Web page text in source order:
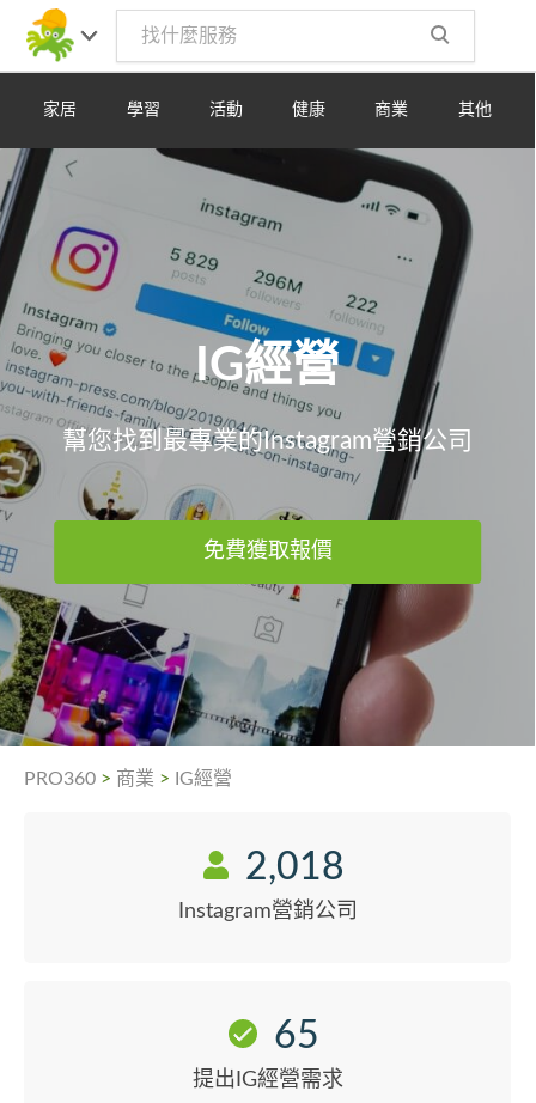
家居 學習 活動 健康 商業 其他
IG經營
幫您找到最專業的Instagram營銷公司
免費獲取報價
PRO360 > 商業 > IG經營
2,018
Instagram營銷公司
65
提出IG經營需求